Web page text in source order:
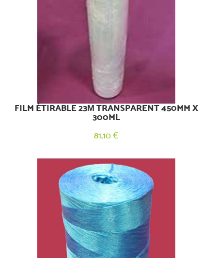
FILM ÉTIRABLE 23Μ TRANSPARENT 450MM X
300ML
81,10 €